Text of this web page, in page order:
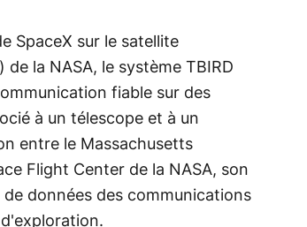
SpaceX sur le satellite
la NASA, le système TBIRD
fiable sur des
à un télescope et à un
entre le Massachusetts
Flight Center de la NASA, son
données des communications